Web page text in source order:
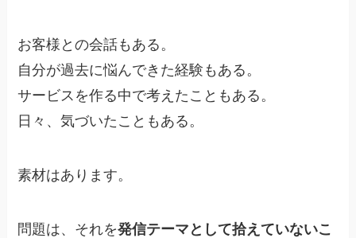
お客様との会話もある。
自分が過去に悩んできた経験もある。
サービスを作る中で考えたこともある。
日々、気づいたこともある。
素材はあります。
問題は、それを発信テーマとして拾えていないこ